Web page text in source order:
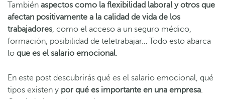
También aspectos como la flexibilidad laboral y otros que
afectan positivamente a la calidad de vida de los
trabajadores, como el acceso a un seguro médico,
formación, posibilidad de teletrabajar… Todo esto abarca
lo que es el salario emocional.
En este post descubrirás qué es el salario emocional, qué
tipos existen y por qué es importante en una empresa.